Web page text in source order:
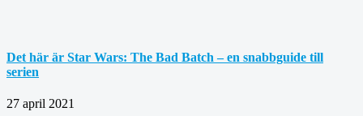
Det här är Star Wars: The Bad Batch – en snabbguide till
serien
27 april 2021